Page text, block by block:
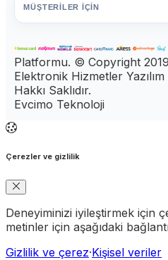
MÜŞTERİLER İÇİN
Platformu. © Copyright
Elektronik Hizmetler
Hakkı Saklıdır.
Evcimo Teknoloji
Çerezler ve gizlilik
Deneyiminizi iyileştirmek için
metinler için aşağıdaki
Gizlilik ve çerez·Kişisel veriler